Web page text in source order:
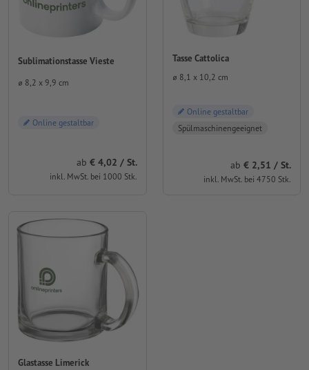
Sublimationstasse Vieste
⌀ 8,2 x 9,9 cm
Online gestaltbar
ab 4,02 / St.
inkl. MwSt. bei 1000 Stk.
Tasse Cattolica
⌀ 8,1 x 10,2 cm
Online gestaltbar
Spülmaschinengeeignet
ab 2,51 / St.
inkl. MwSt. bei 4750 Stk.
Glastasse Limerick